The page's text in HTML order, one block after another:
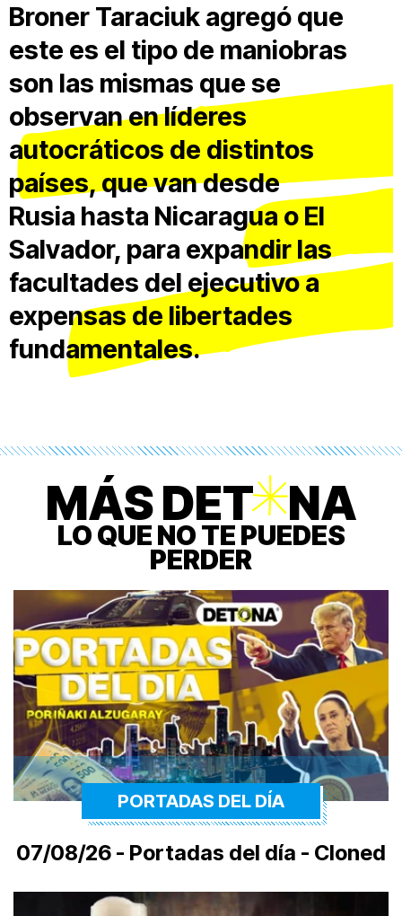
Broner Taraciuk agregó que
este es el tipo de maniobras
son las mismas que se
observan en líderes
autocráticos de distintos
países, que van desde
Rusia hasta Nicaragua o El
Salvador, para expandir las
facultades del ejecutivo a
expensas de libertades
fundamentales.
MÁS DETONA
LO QUE NO TE PUEDES
PERDER
PORTADAS DEL DÍA
07/08/26 - Portadas del día - Cloned